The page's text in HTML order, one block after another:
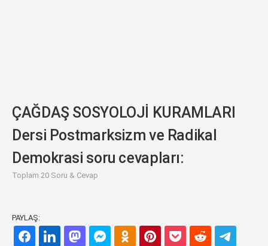
ÇAĞDAŞ SOSYOLOJİ KURAMLARI
Dersi Postmarksizm ve Radikal
Demokrasi soru cevapları:
Toplam 20 Soru & Cevap
PAYLAŞ: